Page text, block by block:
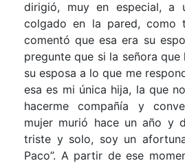
dirigió, muy en especial, a
colgado en la pared, como
comentó que esa era su
pregunte que si la señora que
su esposa a lo que me
esa es mi única hija, la que
hacerme compañía y
mujer murió hace un año y
triste y solo, soy un
Paco”. A partir de ese